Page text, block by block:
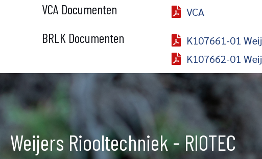
VCA Documenten VCA
BRLK Documenten
K107661-01
K107662-01
Weijers Riooltechniek - RIOTEC